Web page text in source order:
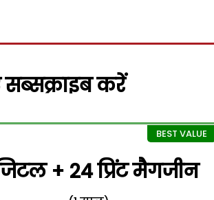
करें
+ 24 प्रिंट मैगजीन